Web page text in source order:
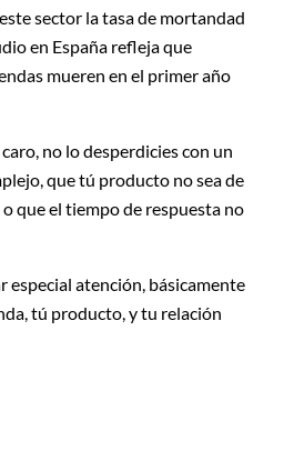
sector la tasa de mortandad
en España refleja que
mueren en el primer año
no lo desperdicies con un
que tú producto no sea de
que el tiempo de respuesta no
especial atención, básicamente
tú producto, y tu relación